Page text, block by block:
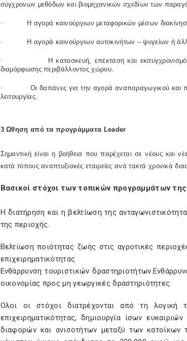
σύγχρονων μεθόδων και βιομηχανικών σχεδίων των
· Η αγορά καινούργιων μεταφορικών μέσων
· Η αγορά καινούργιων αυτοκινήτων – ψυγείων ή
·
Η κατασκευή, επέκταση και
διαμόρφωσης περιβάλλοντος χώρου.
·
Οι δαπάνες για την αγορά αναπαραγωγικού και
λειτουργίας.
3 Ωθηση από τα προγράμματα Leader
Σημαντική είναι η βοήθεια που παρέχεται σε νέους και
κατά τόπους αναπτυξιακές εταιρείες ανά τακτά χρονικά
Βασικοί στόχοι των τοπικών προγραμμάτων
Η διατήρηση και η βελτίωση της
της περιοχής.
Βελτίωση ποιότητας ζωής στις αγροτικές
επιχειρηματικότητας.
Ενθάρρυνση τουριστικών
οικονομίας προς μη γεωργικές δραστηριότητες.
Ολοι οι στόχοι διατρέχονται από τη λογική
επιχειρηματικότητας, δημιουργία ίσων
διαφορών και ανισοτήτων μεταξύ των κατοίκων